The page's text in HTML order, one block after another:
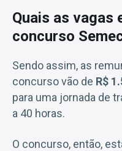
Quais as vagas
concurso
Sendo assim, as
concurso vão de R$
para uma jornada de
a 40 horas.
O concurso, então,